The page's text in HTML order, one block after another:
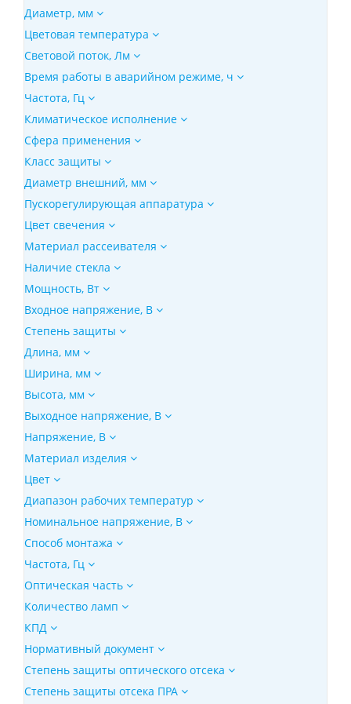
Диаметр, мм
Цветовая температура
Световой поток, Лм
Время работы в аварийном режиме, ч
Частота, Гц
Климатическое исполнение
Сфера применения
Класс защиты
Диаметр внешний, мм
Пускорегулирующая аппаратура
Цвет свечения
Материал рассеивателя
Наличие стекла
Мощность, Вт
Входное напряжение, В
Степень защиты
Длина, мм
Ширина, мм
Высота, мм
Выходное напряжение, В
Напряжение, В
Материал изделия
Цвет
Диапазон рабочих температур
Номинальное напряжение, В
Способ монтажа
Частота, Гц
Оптическая часть
Количество ламп
КПД
Нормативный документ
Степень защиты оптического отсека
Степень защиты отсека ПРА